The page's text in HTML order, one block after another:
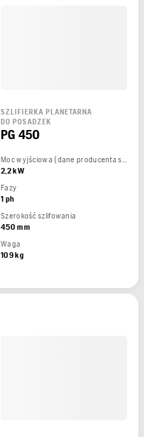
SZLIFIERKA PLANETARNA
DO POSADZEK
PG 450
Moc wyjściowa (dane producenta silnika)
2,2 kW
Fazy
1 ph
Szerokość szlifowania
450 mm
Waga
109 kg